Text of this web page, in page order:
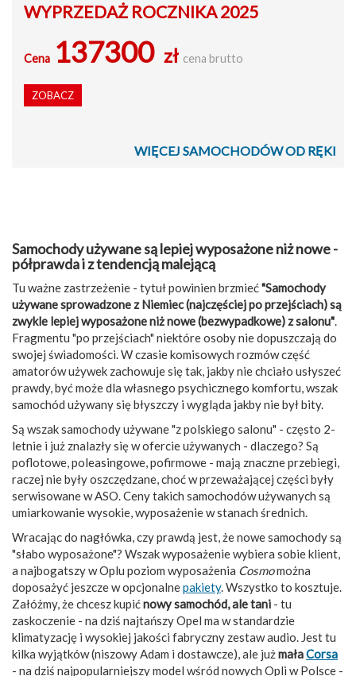
WYPRZEDAŻ ROCZNIKA 2025
Cena 137300 zł cena brutto
ZOBACZ
WIĘCEJ SAMOCHODÓW OD RĘKI
Samochody używane są lepiej wyposażone niż nowe -
półprawda i z tendencją malejącą
Tu ważne zastrzeżenie - tytuł powinien brzmieć"Samochody
używane sprowadzone z Niemiec (najczęściej po przejściach) są
zwykle lepiej wyposażone niż nowe (bezwypadkowe) z salonu".
Fragmentu "po przejściach" niektóre osoby nie dopuszczają do
swojej świadomości. W czasie komisowych rozmów część
amatorów używek zachowuje się tak, jakby nie chciało usłyszeć
prawdy, być może dla własnego psychicznego komfortu, wszak
samochód używany się błyszczy i wygląda jakby nie był bity.
Są wszak samochody używane "z polskiego salonu" - często 2-
letnie i już znalazły się w ofercie używanych - dlaczego? Są
poflotowe, poleasingowe, pofirmowe - mają znaczne przebiegi,
raczej nie były oszczędzane, choć w przeważającej części były
serwisowane w ASO. Ceny takich samochodów używanych są
umiarkowanie wysokie, wyposażenie w stanach średnich.
Wracając do nagłówka, czy prawdą jest, że nowe samochody są
"słabo wyposażone"? Wszak wyposażenie wybiera sobie klient,
a najbogatszy w Oplu poziom wyposażenia Cosmomożna
doposażyć jeszcze w opcjonalnepakiety. Wszystko to kosztuje.
Załóżmy, że chcesz kupićnowy samochód, ale tani - tu
zaskoczenie - na dziś najtańszy Opel ma w standardzie
klimatyzację i wysokiej jakości fabryczny zestaw audio. Jest tu
kilka wyjątków (niszowy Adam i dostawcze), ale jużmałaCorsa
- na dziś najpopularniejszy model wśród nowych Opli w Polsce -